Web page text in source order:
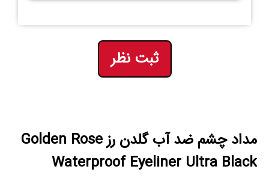
ثبت نظر
مداد چشم ضد آب گلدن رز Golden Rose
Waterproof Eyeliner Ultra Black